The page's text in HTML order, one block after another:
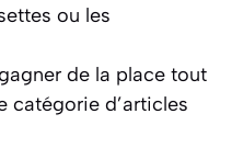
ou les
de la place tout
catégorie d’articles